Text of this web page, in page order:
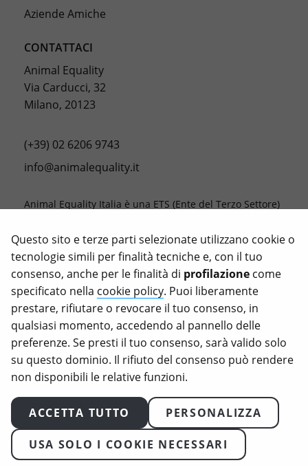
Aziende Amiche
CONTATTACI
Animal Equality
Via Carducci, 32
Milano, 20123
(+39) 02 6206 9743
info@animalequality.it
Animal Equality Italia è una ETS (Ente del Terzo Settore)
animali, registrata con il codice fiscale 976 81 66 05 81.
Le donazioni ad Animal Equality sono deducibili dalle
tasse nella misura consentita dalla legge.
Animal Equality, Love Veg e iAnimal sono marchi
registrati di Animal Equality.
2026Animal Equality. Tutti i diritti riservati
Questo sito e terze parti selezionate utilizzano cookie o
tecnologie simili per finalità tecniche e, con il tuo
consenso, anche per le finalità di profilazione come
specificato nella cookie policy. Puoi liberamente
prestare, rifiutare o revocare il tuo consenso, in
qualsiasi momento, accedendo al pannello delle
preferenze. Se presti il tuo consenso, sarà valido solo
su questo dominio. Il rifiuto del consenso può rendere
non disponibili le relative funzioni.
ACCETTA TUTTO PERSONALIZZA
USA SOLO I COOKIE NECESSARI